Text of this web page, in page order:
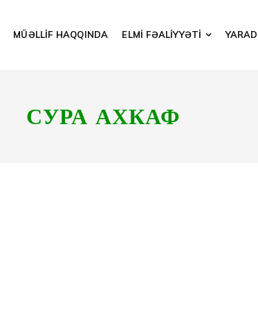
MÜƏLLİF HAQQINDA ELMİ FƏALİYYƏTİ
СУРА АХКАФ